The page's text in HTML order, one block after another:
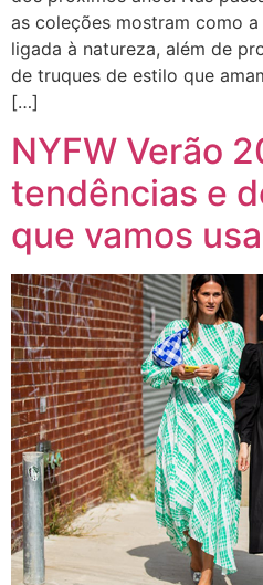
as coleções mostram como
ligada à natureza, além de
de truques de estilo que
[…]
NYFW Verão
tendências e
que vamos